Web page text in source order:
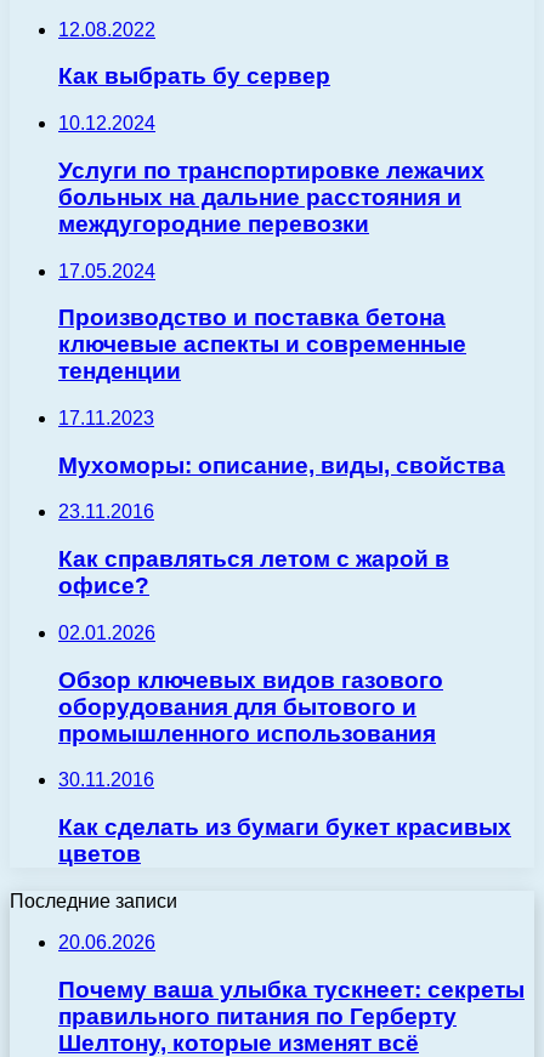
12.08.2022
Как выбрать бу сервер
10.12.2024
Услуги по транспортировке лежачих
больных на дальние расстояния и
междугородние перевозки
17.05.2024
Производство и поставка бетона
ключевые аспекты и современные
тенденции
17.11.2023
Мухоморы: описание, виды, свойства
23.11.2016
Как справляться летом с жарой в
офисе?
02.01.2026
Обзор ключевых видов газового
оборудования для бытового и
промышленного использования
30.11.2016
Как сделать из бумаги букет красивых
цветов
Последние записи
20.06.2026
Почему ваша улыбка тускнеет: секреты
правильного питания по Герберту
Шелтону, которые изменят всё